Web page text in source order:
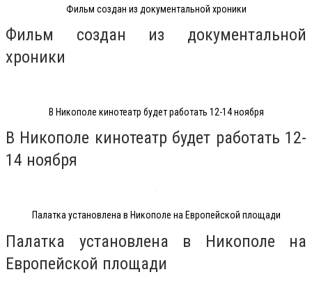
Фильм создан из документальной хроники
Фильм создан из документальной
хроники
В Никополе кинотеатр будет работать 12-14 ноября
В Никополе кинотеатр будет работать 12-
14 ноября
Палатка установлена в Никополе на Европейской площади
Палатка установлена в Никополе на
Европейской площади